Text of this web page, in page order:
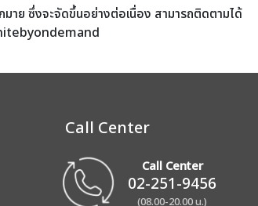
าย ซึ่งจะจัดขึ้นอย่างต่อเนื่อง สามารถติดตามได้
Call Center
Call Center
02-251-9456
(08.00-20.00 น.)